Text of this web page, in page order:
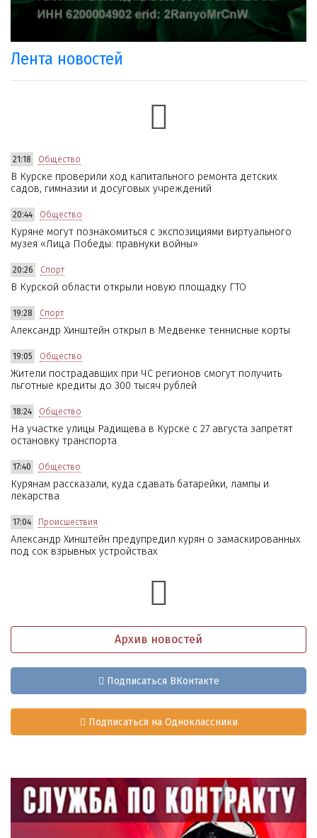
Лента новостей
21:18 Общество
В Курске проверили ход капитального ремонта детских
садов, гимназии и досуговых учреждений
20:44 Общество
Куряне могут познакомиться с экспозициями виртуального
музея «Лица Победы: правнуки войны»
20:26 Спорт
В Курской области открыли новую площадку ГТО
19:28 Спорт
Александр Хинштейн открыл в Медвенке теннисные корты
19:05 Общество
Жители пострадавших при ЧС регионов смогут получить
льготные кредиты до 300 тысяч рублей
18:24 Общество
На участке улицы Радищева в Курске с 27 августа запретят
остановку транспорта
17:40 Общество
Курянам рассказали, куда сдавать батарейки, лампы и
лекарства
17:04 Происшествия
Александр Хинштейн предупредил курян о замаскированных
под сок взрывных устройствах
Архив новостей
Подписаться ВКонтакте
Подписаться на Одноклассники